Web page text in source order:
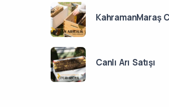
KahramanMaraş
Canlı Arı Satışı